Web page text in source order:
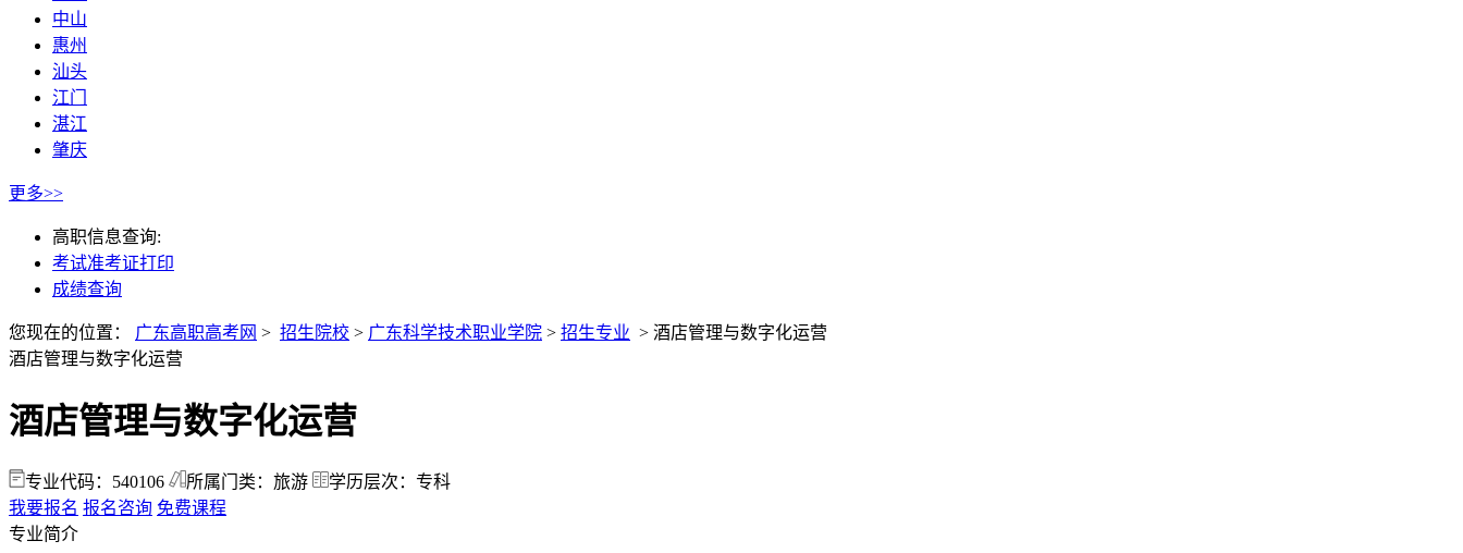
中山
惠州
汕头
江门
湛江
肇庆
更多>>
高职信息查询:
考试准考证打印
成绩查询
您现在的位置： 广东高职高考网 > 招生院校 > 广东科学技术职业学院 > 招生专业 > 酒店管理与数字化运营
酒店管理与数字化运营
酒店管理与数字化运营
专业代码：540106 所属门类：旅游
学历层次：专科
我要报名 报名咨询 免费课程
专业简介